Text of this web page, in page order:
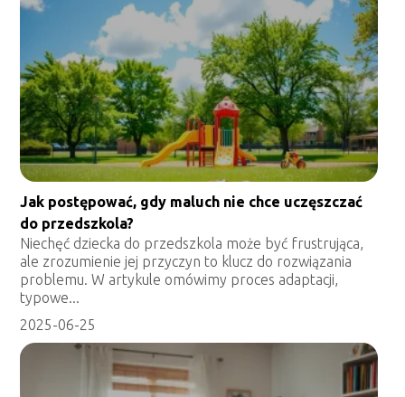
Jak postępować, gdy maluch nie chce uczęszczać
do przedszkola?
Niechęć dziecka do przedszkola może być frustrująca,
ale zrozumienie jej przyczyn to klucz do rozwiązania
problemu. W artykule omówimy proces adaptacji,
typowe...
2025-06-25